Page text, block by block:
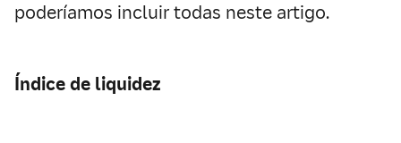
poderíamos incluir todas neste artigo.
Índice de liquidez